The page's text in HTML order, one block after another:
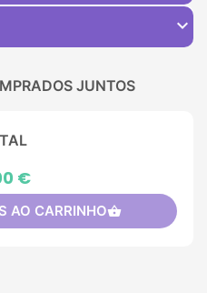
expand_more
JUNTOS
€
AO CARRINHOshopping_basket